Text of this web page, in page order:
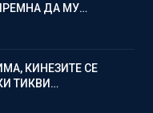
ДА МУ…
КИНЕЗИТЕ СЕ
ТИКВИ…